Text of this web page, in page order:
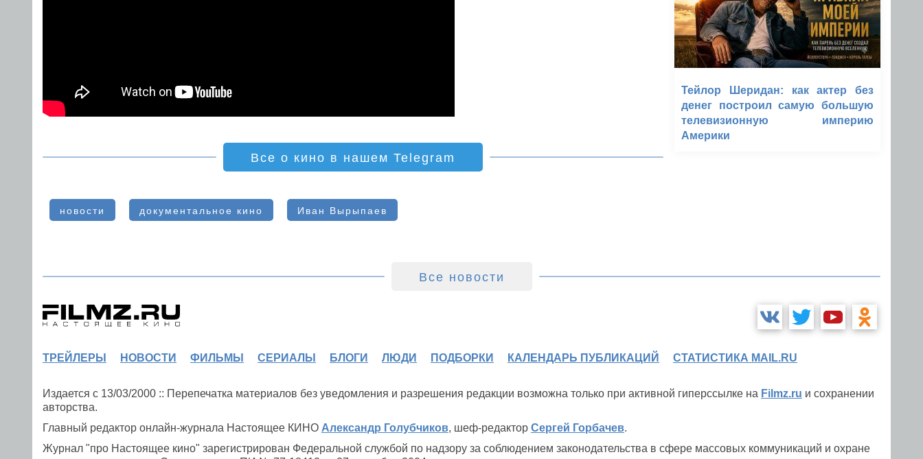
Все о кино в нашем Telegram
новости документальное кино Иван Вырыпаев
Тейлор Шеридан: как актер без
денег построил самую большую
телевизионную империю
Америки
Все новости
ТРЕЙЛЕРЫ НОВОСТИ ФИЛЬМЫ СЕРИАЛЫ БЛОГИ ЛЮДИ ПОДБОРКИ КАЛЕНДАРЬ ПУБЛИКАЦИЙ СТАТИСТИКА MAIL.RU
Издается с 13/03/2000 :: Перепечатка материалов без уведомления и разрешения редакции возможна только при активной гиперссылке на Filmz.ru и сохранении
авторства.
Главный редактор онлайн-журнала Настоящее КИНО Александр Голубчиков, шеф-редактор Сергей Горбачев.
Журнал "про Настоящее кино" зарегистрирован Федеральной службой по надзору за соблюдением законодательства в сфере массовых коммуникаций и охране